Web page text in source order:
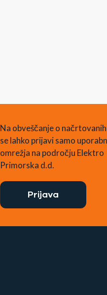
Na obveščanje o
se lahko prijavi samo
omrežja na področju Elektro
Primorska d.d.
Prijava